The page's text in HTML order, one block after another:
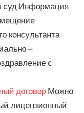
суд Информация
консультанта
–
с
договорМожно
лицензионный